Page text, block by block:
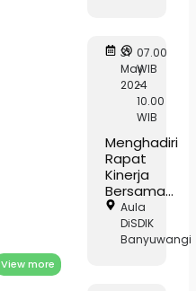
View more
31
May
2024
07.00
WIB
-
10.00
WIB
Menghadiri
Rapat
Kinerja
Bersama...
Aula
DiSDIK
Banyuwangi